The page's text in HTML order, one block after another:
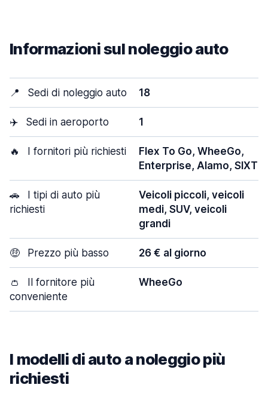
Informazioni sul noleggio auto
📍 Sedi di noleggio auto 18
✈️ Sedi in aeroporto 1
🔥 I fornitori più richiesti
Flex To Go, WheeGo,
Enterprise, Alamo, SIXT
🚗
I tipi di auto più
richiesti
Veicoli piccoli, veicoli
medi, SUV, veicoli
grandi
🤑 Prezzo più basso 26 € al giorno
👛
Il fornitore più
conveniente
WheeGo
I modelli di auto a noleggio più
richiesti